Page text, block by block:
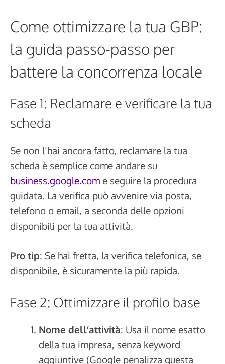
Come ottimizzare la tua GBP:
la guida passo-passo per
battere la concorrenza locale
Fase 1: Reclamare e verificare la tua
scheda
Se non l’hai ancora fatto, reclamare la tua
scheda è semplice come andare su
business.google.com e seguire la procedura
guidata. La verifica può avvenire via posta,
telefono o email, a seconda delle opzioni
disponibili per la tua attività.
Pro tip: Se hai fretta, la verifica telefonica, se
disponibile, è sicuramente la più rapida.
Fase 2: Ottimizzare il profilo base
Nome dell’attività: Usa il nome esatto
della tua impresa, senza keyword
aggiuntive (Google penalizza questa